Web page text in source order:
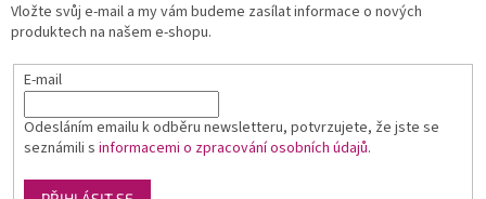
Vložte svůj e-mail a my vám budeme zasílat informace o nových
produktech na našem e-shopu.
E-mail
Odesláním emailu k odběru newsletteru, potvrzujete, že jste se
seznámili s informacemi o zpracování osobních údajů.